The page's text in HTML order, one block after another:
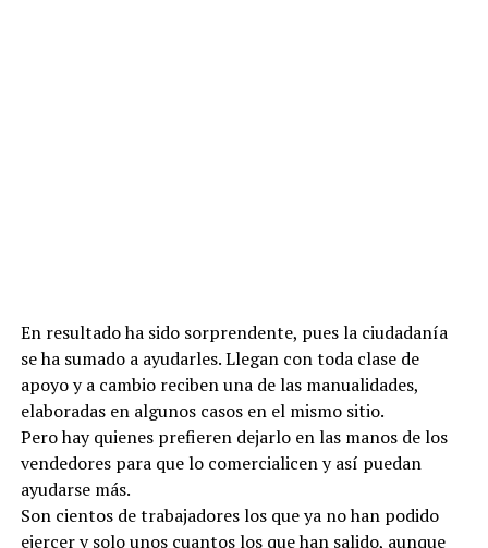
En resultado ha sido sorprendente, pues la ciudadanía
se ha sumado a ayudarles. Llegan con toda clase de
apoyo y a cambio reciben una de las manualidades,
elaboradas en algunos casos en el mismo sitio.
Pero hay quienes prefieren dejarlo en las manos de los
vendedores para que lo comercialicen y así puedan
ayudarse más.
Son cientos de trabajadores los que ya no han podido
ejercer y solo unos cuantos los que han salido, aunque